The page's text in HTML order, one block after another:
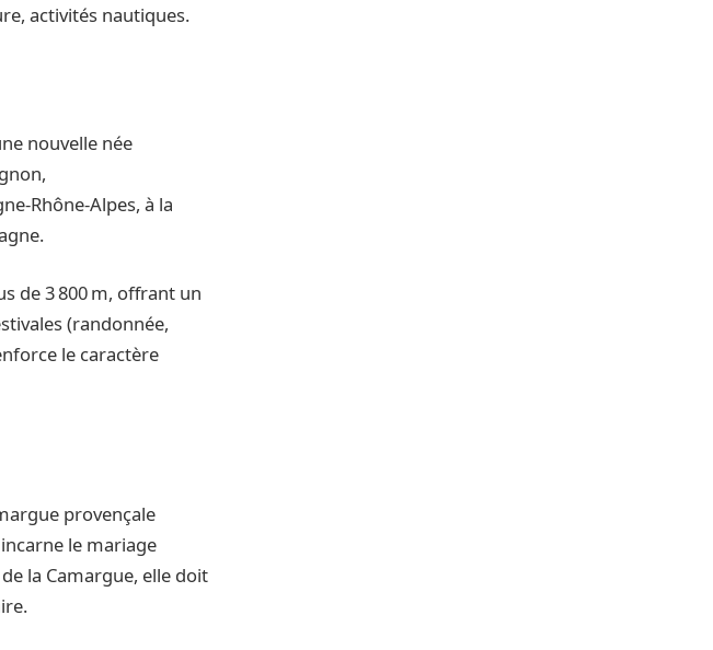
activités nautiques.
nouvelle née
à la
de 3 800 m, offrant un
(randonnée,
le caractère
provençale
incarne le mariage
la Camargue, elle doit